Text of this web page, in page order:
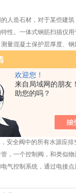
欢迎您！
来自局域网的朋友
助您的吗？
造石材，对于某些建筑
性。一体式钢筋扫描仪
量混凝土保护层厚度、
工程质量，缩短施工周期
试验和抗渗标志的确定
，并能根据设定程序自
相对温度为80%，长期
六个月后打开盖并覆盖
换油时可同时检查），
全阀中的所有水源应排
一个控制阀，和类似物
气控制系统，通过电接